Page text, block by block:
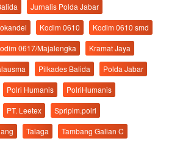
Jurnalis Polda Jabar
Kodim 0610
Kodim 0610 smd
0617/Majalengka
Kramat Jaya
Pilkades Balida
Polda Jabar
Polri Humanis
PolriHumanis
PT. Leetex
Spripim.polri
Talaga
Tambang Galian C